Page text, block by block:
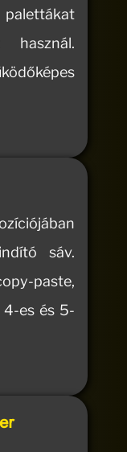
használ.
sáv.
paste,
4-es és 5-